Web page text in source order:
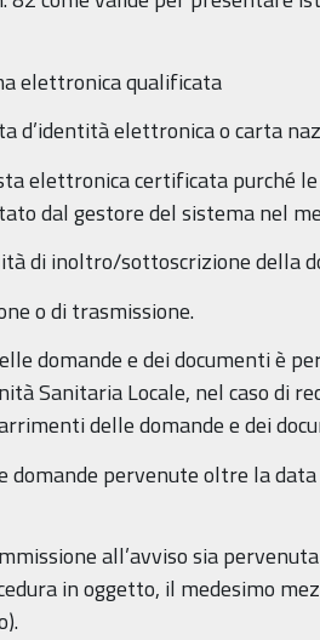
elettronica qualificata
d’identità elettronica o carta
elettronica certificata purché
dal gestore del sistema nel
di inoltro/sottoscrizione della
o di trasmissione.
domande e dei documenti è
Sanitaria Locale, nel caso di
delle domande e dei
pervenute oltre la
all’avviso sia
in oggetto, il medesimo